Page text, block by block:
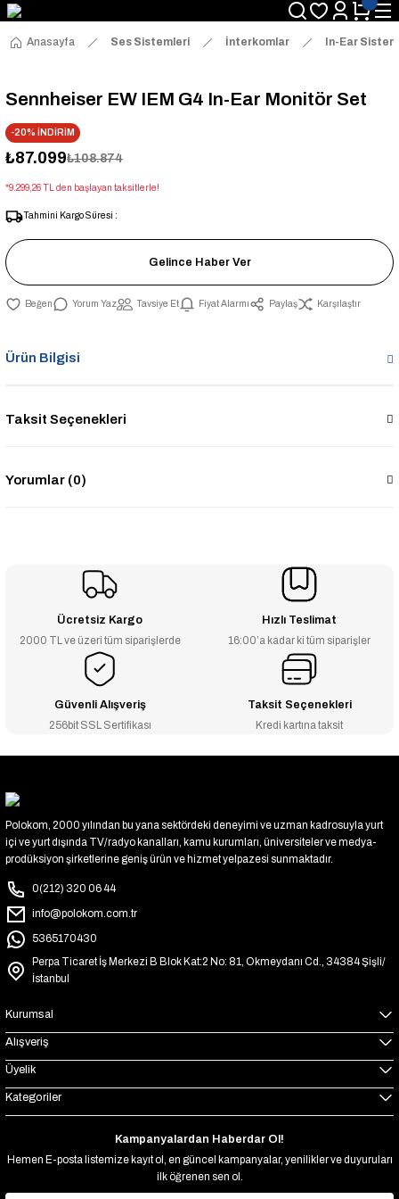
Anasayfa Ses Sistemleri İnterkomlar In-Ear
Sennheiser EW IEM G4 In-Ear Monitör Set
-20% İNDİRİM
₺87.099₺108.874
*9.299,26 TL den başlayan taksitlerle!
Tahmini Kargo Süresi :
Gelince Haber Ver
Yorum Yaz Tavsiye Et Fiyat Alarmı Paylaş Karşılaştır
Ürün Bilgisi
Taksit Seçenekleri
Yorumlar (0)
Ücretsiz Kargo
2000 TL ve üzeri tüm siparişlerde
Hızlı Teslimat
16:00’a kadar ki tüm siparişler
Güvenli Alışveriş
256bit SSL Sertifikası
Taksit Seçenekleri
Kredi kartına taksit
Polokom, 2000 yılından bu yana sektördeki deneyimi ve uzman kadrosuyla yurt
içi ve yurt dışında TV/radyo kanalları, kamu kurumları, üniversiteler ve medya-
prodüksiyon şirketlerine geniş ürün ve hizmet yelpazesi sunmaktadır.
0(212) 320 06 44
info@polokom.com.tr
5365170430
Perpa Ticaret İş Merkezi B Blok Kat:2 No: 81, Okmeydanı Cd., 34384 Şişli/
İstanbul
Kurumsal
Alışveriş
Üyelik
Kategoriler
Kampanyalardan Haberdar Ol!
Hemen E-posta listemize kayıt ol, en güncel kampanyalar, yenilikler ve duyuruları
ilk öğrenen sen ol.